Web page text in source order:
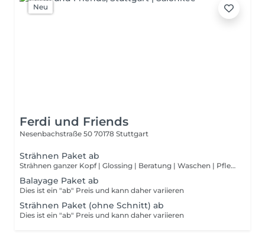
Neu
Ferdi und Friends
Nesenbachstraße 50 70178 Stuttgart
Strähnen Paket ab
Strähnen ganzer Kopf | Glossing | Beratung | Waschen | Pflegen | Schneiden | Styling Dies ist ein "ab" Preis und kann daher variieren
Balayage Paket ab
Dies ist ein "ab" Preis und kann daher variieren
Strähnen Paket (ohne Schnitt) ab
Dies ist ein "ab" Preis und kann daher variieren